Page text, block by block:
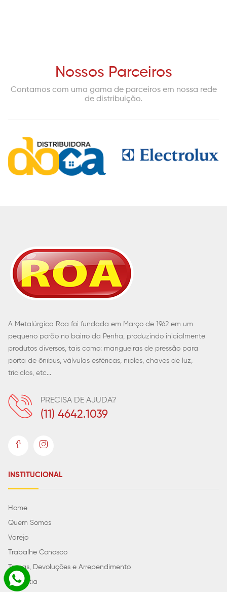
Nossos Parceiros
Contamos com uma gama de parceiros em nossa rede
de distribuição.
A Metalúrgica Roa foi fundada em Março de 1962 em um
pequeno porão no bairro da Penha, produzindo inicialmente
produtos diversos, tais como: mangueiras de pressão para
porta de ônibus, válvulas esféricas, niples, chaves de luz,
triciclos, etc...
PRECISA DE AJUDA?
(11) 4642.1039
INSTITUCIONAL
Home
Quem Somos
Varejo
Trabalhe Conosco
Trocas, Devoluções e Arrependimento
Garantia